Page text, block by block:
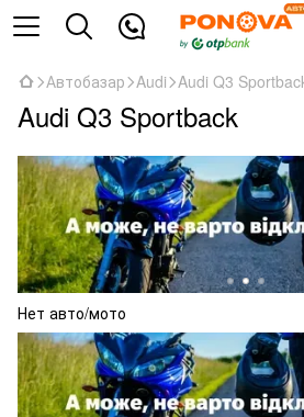
Автобазар Audi Audi Q3
Audi Q3 Sportback
Нет авто/мото